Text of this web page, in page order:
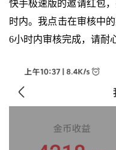
快手极速版的邀请红包
时内。我点击在审核中
6小时内审核完成，请耐